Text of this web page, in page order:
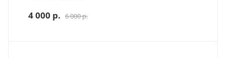
4 000 р. 6 000 р.